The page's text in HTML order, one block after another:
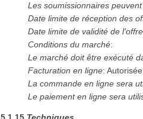
Les soumissionnaires
Date limite de réception des
Date limite de validité de l'offre
Conditions du marché:
Le marché doit être exécuté
Facturation en ligne:Autorisée
La commande en ligne sera
Le paiement en ligne sera